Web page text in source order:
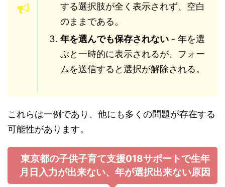
する選択肢が全く表示されず、空白
のままである。
年を選んでも保存されない - 年を選
ぶと一時的に表示されるが、フォー
ムを送信すると選択が解除される。
これらは一例であり、他にも多くの問題が存在する
可能性があります。
東京都の子供子育て支援018サポートで生年
月日入力が出来ない、年が選択出来ない原因